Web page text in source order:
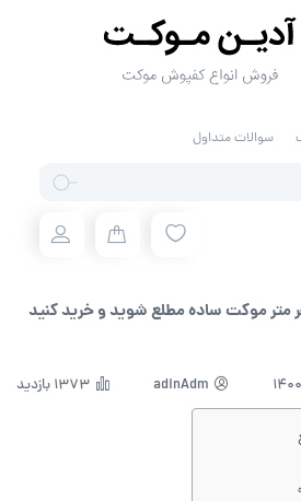
سوالات متداول
متر موکت ساده مطلع شوید و خرید کنید
adinAdm 1373 بازدید